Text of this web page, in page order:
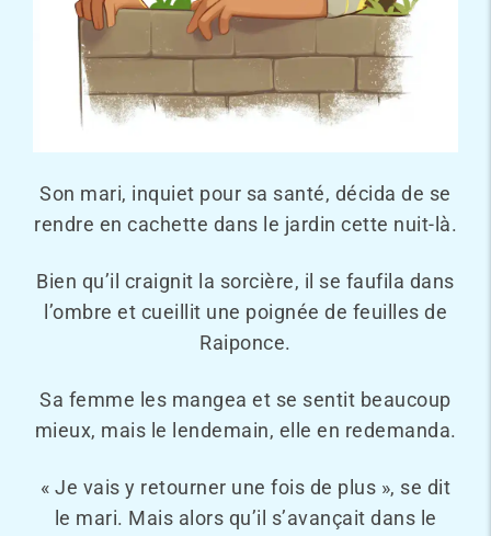
Son mari, inquiet pour sa santé, décida de se
rendre en cachette dans le jardin cette nuit-là.
Bien qu’il craignit la sorcière, il se faufila dans
l’ombre et cueillit une poignée de feuilles de
Raiponce.
Sa femme les mangea et se sentit beaucoup
mieux, mais le lendemain, elle en redemanda.
« Je vais y retourner une fois de plus », se dit
le mari. Mais alors qu’il s’avançait dans le